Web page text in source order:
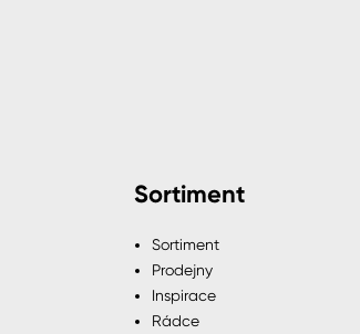
Sortiment
Sortiment
Prodejny
Inspirace
Rádce